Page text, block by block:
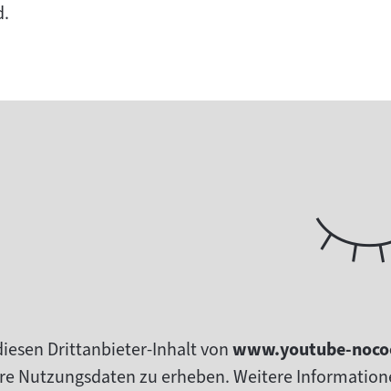
Drittanbieter-Inhalt vonwww.youtube-
Nutzungsdaten zu erheben. Weitere